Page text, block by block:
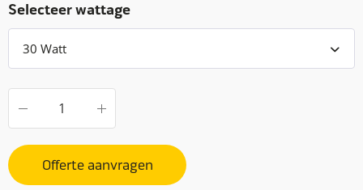
Selecteer wattage
Offerte aanvragen